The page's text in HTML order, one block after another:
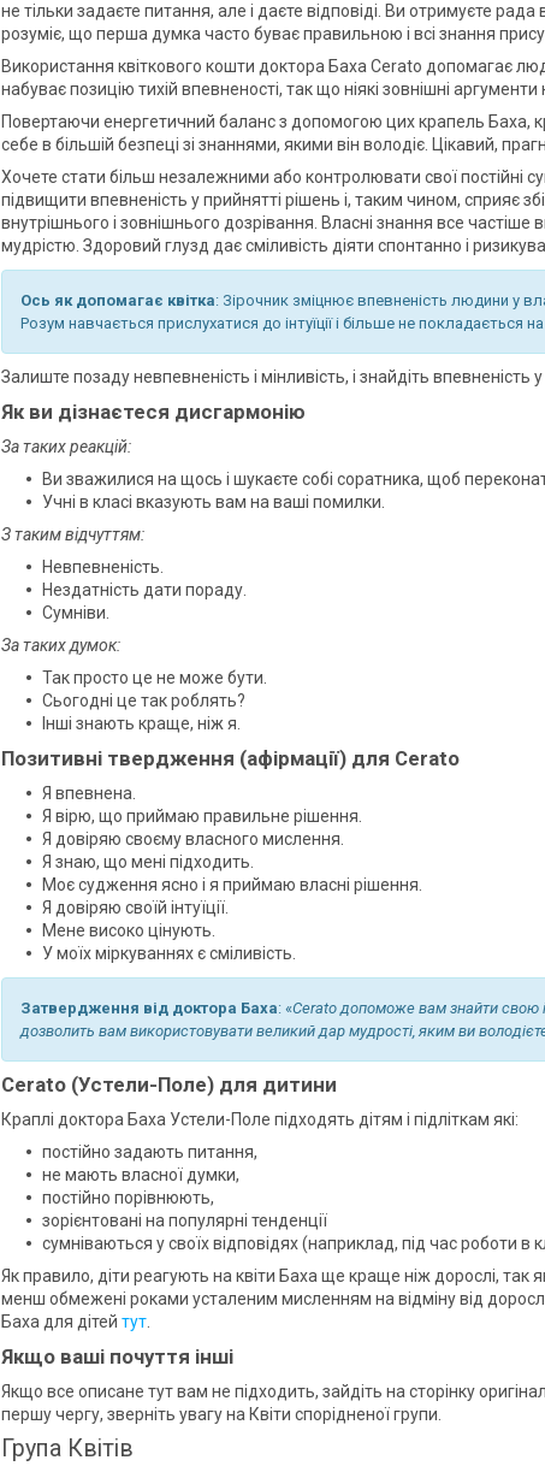
не тільки задаєте питання, але і даєте відповіді. Ви отримуєте
розуміє, що перша думка часто буває правильною і всі знання
Використання квіткового кошти доктора Баха Cerato допомагає
набуває позицію тихій впевненості, так що ніякі зовнішні
Повертаючи енергетичний баланс з допомогою цих крапель Баха,
себе в більшій безпеці зі знаннями, якими він володіє. Цікавий,
Хочете стати більш незалежними або контролювати свої постійні
підвищити впевненість у прийнятті рішень і, таким чином,
внутрішнього і зовнішнього дозрівання. Власні знання все
мудрістю. Здоровий глузд дає сміливість діяти спонтанно і
Ось як допомагає квітка: Зірочник зміцнює впевненість людини у
Розум навчається прислухатися до інтуїції і більше не покладається
Залиште позаду невпевненість і мінливість, і знайдіть впевненість у
Як ви дізнаєтеся дисгармонію
За таких реакцій:
Ви зважилися на щось і шукаєте собі соратника, щоб
Учні в класі вказують вам на ваші помилки.
З таким відчуттям:
Невпевненість.
Нездатність дати пораду.
Сумніви.
За таких думок:
Так просто це не може бути.
Сьогодні це так роблять?
Інші знають краще, ніж я.
Позитивні твердження (афірмації) для Cerato
Я впевнена.
Я вірю, що приймаю правильне рішення.
Я довіряю своєму власного мислення.
Я знаю, що мені підходить.
Моє судження ясно і я приймаю власні рішення.
Я довіряю своїй інтуїції.
Мене високо цінують.
У моїх міркуваннях є сміливість.
Затвердження від доктора Баха: «Cerato допоможе вам знайти свою
дозволить вам використовувати великий дар мудрості, яким ви
Cerato (Устели-Поле) для дитини
Краплі доктора Баха Устели-Поле підходять дітям і підліткам які:
постійно задають питання,
не мають власної думки,
постійно порівнюють,
зорієнтовані на популярні тенденції
сумніваються у своїх відповідях (наприклад, під час роботи в
Як правило, діти реагують на квіти Баха ще краще ніж дорослі, так
менш обмежені роками усталеним мисленням на відміну від
Баха для дітей тут
Якщо ваші почуття інші
Якщо все описане тут вам не підходить, зайдіть на сторінку
першу чергу, зверніть увагу на Квіти спорідненої групи.
Група Квітів